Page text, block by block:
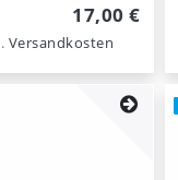
17,00 €
Versandkosten